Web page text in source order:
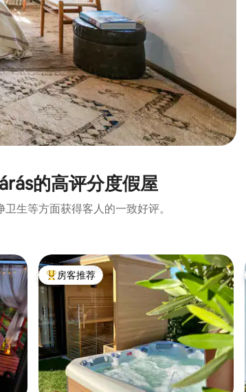
的高评分度假屋
生等方面获得客人的一致好评。
热门「房客推荐」
房客推荐